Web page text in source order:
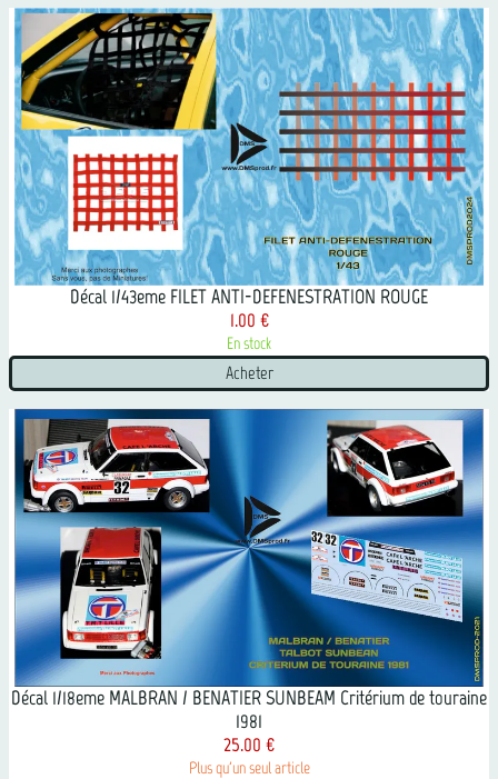
Décal 1/43eme FILET ANTI-DEFENESTRATION ROUGE
1.00 €
En stock
Acheter
Décal 1/18eme MALBRAN / BENATIER SUNBEAM Critérium de touraine
1981
25.00 €
Plus qu'un seul article